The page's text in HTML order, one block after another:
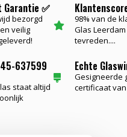
Garantie ✅
bezorgd
veilig
98% van de
Glas
tevreden....
637599
staat altijd
Echte
Gesigneerde
certificaat